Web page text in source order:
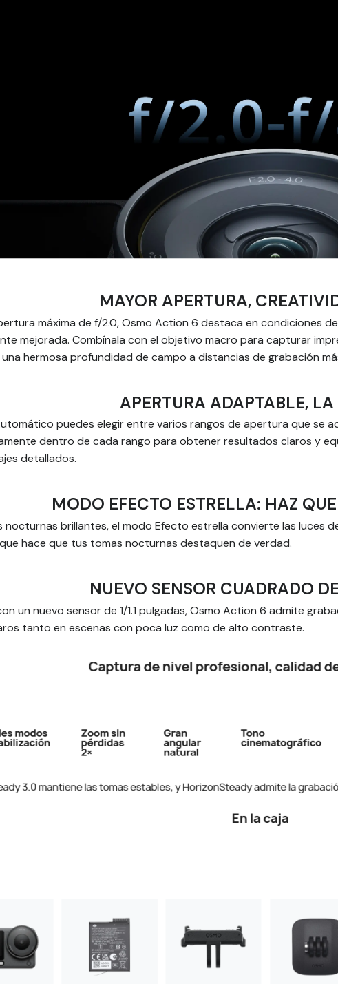
MAYOR APERTURA,
máxima de f/2.0, Osmo Action 6 destaca en condiciones
mejorada. Combínala con el objetivo macro para capturar
una hermosa profundidad de campo a distancias de grabación
APERTURA ADAPTABLE, LA
puedes elegir entre varios rangos de apertura que se
dentro de cada rango para obtener resultados claros y
detallados.
MODO EFECTO ESTRELLA: HAZ
nocturnas brillantes, el modo Efecto estrella convierte las luces
hace que tus tomas nocturnas destaquen de verdad.
NUEVO SENSOR CUADRADO
un nuevo sensor de 1/1.1 pulgadas, Osmo Action 6 admite
tanto en escenas con poca luz como de alto contraste.